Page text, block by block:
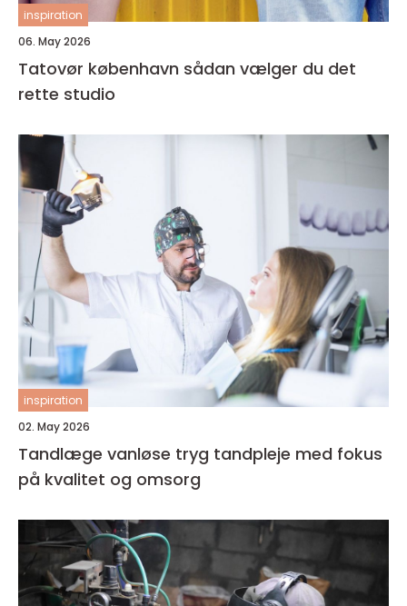
inspiration
06. May 2026
Tatovør københavn sådan vælger du det
rette studio
inspiration
02. May 2026
Tandlæge vanløse tryg tandpleje med fokus
på kvalitet og omsorg